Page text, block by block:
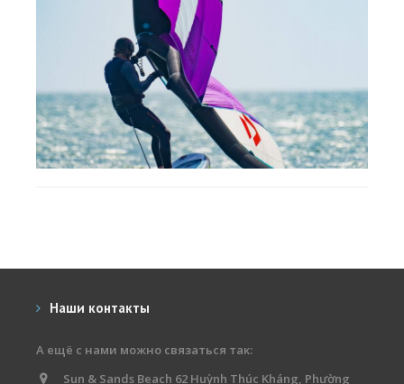
Наши контакты
А ещё с нами можно связаться так:
Sun & Sands Beach 62 Huỳnh Thúc Kháng, Phường